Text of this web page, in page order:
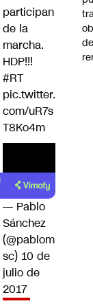
participan
de la
marcha.
HDP!!!
#RT
pic.twitter.
com/uR7s
T8Ko4m
— Pablo
Sánchez
(@pablom
sc) 10 de
julio de
2017
de